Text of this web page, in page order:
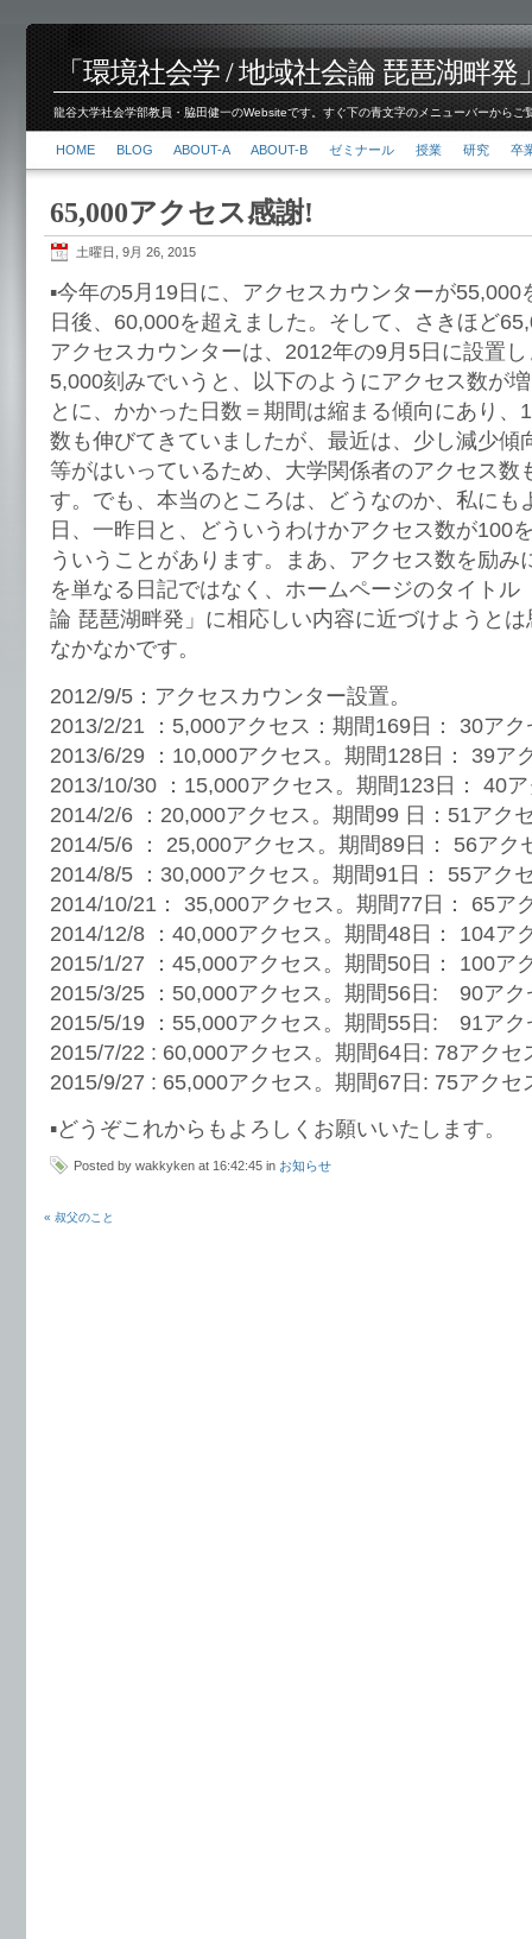
「環境社会学 / 地域社会論 琵琶湖畔発
龍谷大学社会学部教員・脇田健一のWebsiteです。すぐ下の青文字のメニューバーから
HOME BLOG ABOUT-A ABOUT-B ゼミナール 授業 研究 卒
65,000アクセス感謝!
土曜日, 9月 26, 2015
▪︎今年の5月19日に、アクセスカウンターが
日後、60,000を超えました。そして、さきほど
アクセスカウンターは、2012年の9月5日に設置
5,000刻みでいうと、以下のようにアクセス数が
とに、かかった日数＝期間は縮まる傾向にあり、
数も伸びてきていましたが、最近は、少し減少傾
等がはいっているため、大学関係者のアクセス数
す。でも、本当のところは、どうなのか、私にも
日、一昨日と、どういうわけかアクセス数が100
ういうことがあります。まあ、アクセス数を励み
を単なる日記ではなく、ホームページのタイトル
論 琵琶湖畔発」に相応しい内容に近づけようと
なかなかです。
2012/9/5：アクセスカウンター設置。
2013/2/21 ：5,000アクセス：期間169日： 30アク
2013/6/29 ：10,000アクセス。期間128日： 39ア
2013/10/30 ：15,000アクセス。期間123日： 40
2014/2/6 ：20,000アクセス。期間99 日：51アク
2014/5/6 ： 25,000アクセス。期間89日： 56アク
2014/8/5 ：30,000アクセス。期間91日： 55アク
2014/10/21： 35,000アクセス。期間77日： 65ア
2014/12/8 ：40,000アクセス。期間48日： 104ア
2015/1/27 ：45,000アクセス。期間50日： 100ア
2015/3/25 ：50,000アクセス。期間56日: 90アク
2015/5/19 ：55,000アクセス。期間55日: 91アク
2015/7/22 : 60,000アクセス。期間64日: 78アクセ
2015/9/27 : 65,000アクセス。期間67日: 75アクセ
▪︎どうぞこれからもよろしくお願いいたします。
Posted by wakkyken at 16:42:45 in お知らせ
« 叔父のこと